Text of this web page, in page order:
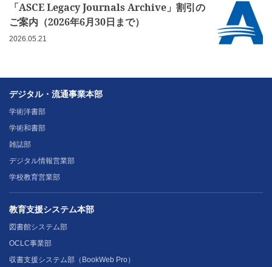
「ASCE Legacy Journals Archive」割引の
ご案内（2026年6月30日まで）
2026.05.21
デジタル・流通事業本部
学術洋書部
学術和書部
雑誌部
デジタル情報営業部
学校教育営業部
教育支援システム本部
図書館システム部
OCLC事業部
収書支援システム部（BookWeb Pro）